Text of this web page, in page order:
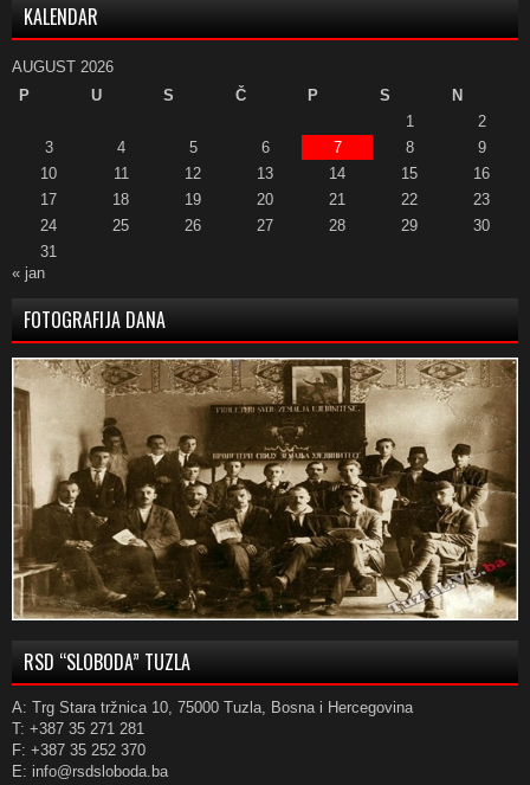
KALENDAR
AUGUST 2026
P
U S Č P S
N
1
2
3
4 5 6 7 8
9
10
11 12 13 14 15
16
17
18 19 20 21 22
23
24
25 26 27 28 29
30
31
« jan
FOTOGRAFIJA DANA
RSD “SLOBODA” TUZLA
A: Trg Stara tržnica 10, 75000 Tuzla, Bosna i Hercegovina
T: +387 35 271 281
F: +387 35 252 370
E: info@rsdsloboda.ba